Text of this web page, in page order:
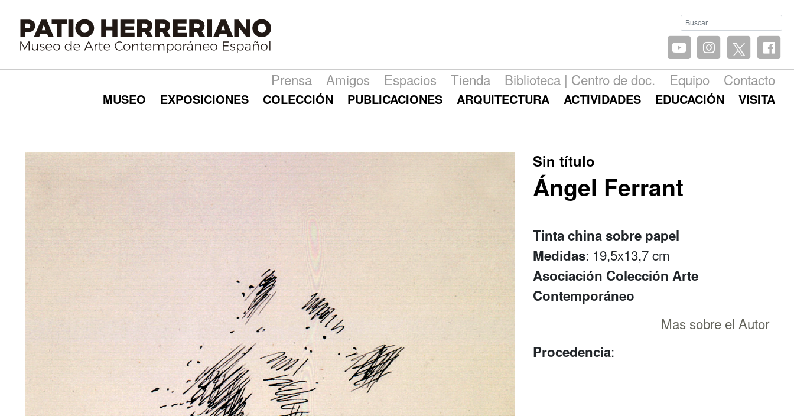
Prensa Amigos Espacios Tienda Biblioteca | Centro de doc. Equipo Contacto
MUSEO EXPOSICIONES COLECCIÓN PUBLICACIONES ARQUITECTURA ACTIVIDADES EDUCACIÓN VISITA
Sin título
Ángel Ferrant
Tinta china sobre papel
Medidas: 19,5x13,7 cm
Asociación Colección Arte
Contemporáneo
Mas sobre el Autor
Procedencia: